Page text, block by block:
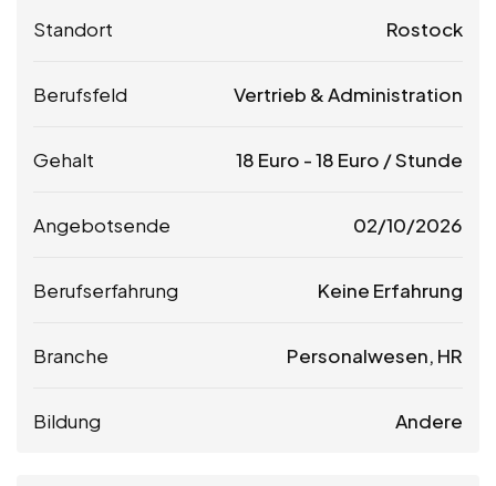
Standort Rostock
Berufsfeld Vertrieb & Administration
Gehalt 18 Euro -18 Euro / Stunde
Angebotsende 02/10/2026
Berufserfahrung Keine Erfahrung
Branche Personalwesen, HR
Bildung Andere